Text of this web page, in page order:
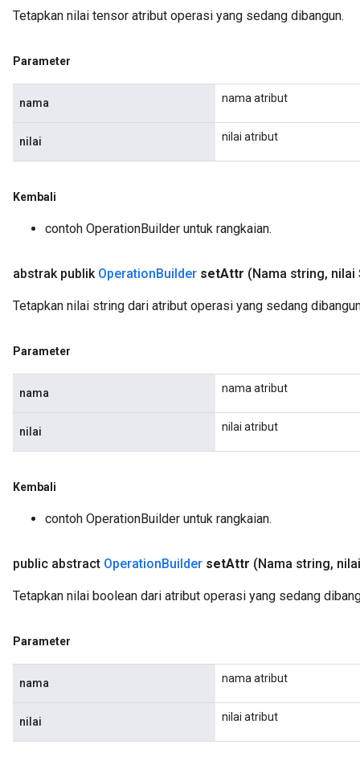
Tetapkan nilai tensor atribut operasi yang sedang dibangun.
Parameter
nama nama atribut
nilai nilai atribut
Kembali
contoh OperationBuilder untuk rangkaian.
abstrak publik OperationBuilder setAttr (Nama string, nilai
Tetapkan nilai string dari atribut operasi yang sedang
Parameter
nama nama atribut
nilai nilai atribut
Kembali
contoh OperationBuilder untuk rangkaian.
public abstract OperationBuilder setAttr (Nama string,
Tetapkan nilai boolean dari atribut operasi yang sedang
Parameter
nama nama atribut
nilai nilai atribut